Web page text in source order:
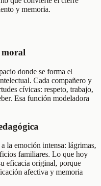
y memoria.
moral
donde se forma el
Cada compañero y
cívicas: respeto, trabajo,
Esa función modeladora
la emoción intensa: lágrimas,
familiares. Lo que hoy
eficacia original, porque
afectiva y memoria